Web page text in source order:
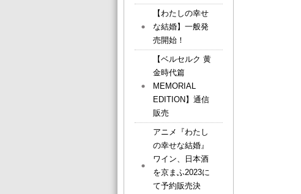
【わたしの幸せ
な結婚】一般発
売開始！
【ベルセルク 黄
金時代篇
MEMORIAL
EDITION】通信
販売
アニメ『わたし
の幸せな結婚』
ワイン、日本酒
を京まふ2023に
て予約販売決